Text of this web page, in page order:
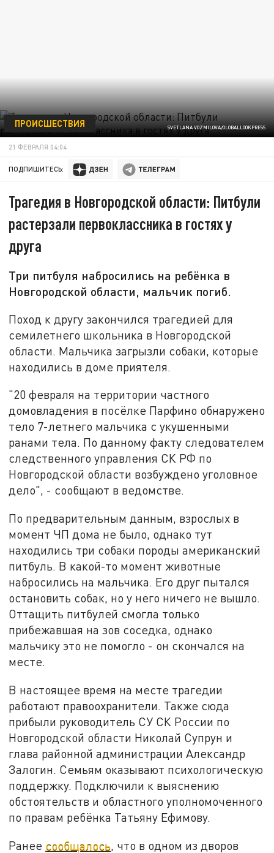
SVETLANA VOZMILOVA/GLOBALLOOKPRESS
ПРОИСШЕСТВИЯ
21 ФЕВРАЛЯ 04:04
ПОДПИШИТЕСЬ:
Трагедия в Новгородской области: Питбули
растерзали первоклассника в гостях у
друга
Три питбуля набросились на ребёнка в
Новгородской области, мальчик погиб.
Поход к другу закончился трагедией для
семилетнего школьника в Новгородской
области. Мальчика загрызли собаки, которые
находились в доме приятеля.
"20 февраля на территории частного
домовладения в посёлке Парфино обнаружено
тело 7-летнего мальчика с укушенными
ранами тела. По данному факту следователем
следственного управления СК РФ по
Новгородской области возбуждено уголовное
дело", - сообщают в ведомстве.
По предварительным данным, взрослых в
момент ЧП дома не было, однако тут
находились три собаки породы американский
питбуль. В какой-то момент животные
набросились на мальчика. Его друг пытался
остановить собак, но у него ничего не вышло.
Оттащить питбулей смогла только
прибежавшая на зов соседка, однако
мальчику это не помогло - он скончался на
месте.
В настоящее время на месте трагедии
работают правоохранители. Также сюда
прибыли руководитель СУ СК России по
Новгородской области Николай Супрун и
глава районной администрации Александр
Залогин. Семьям оказывают психологическую
поддержку. Подключили к выяснению
обстоятельств и областного уполномоченного
по правам ребёнка Татьяну Ефимову.
Ранее сообщалось , что в одном из дворов